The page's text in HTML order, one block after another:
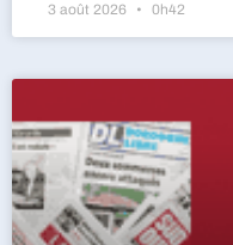
3 août 2026 0h42